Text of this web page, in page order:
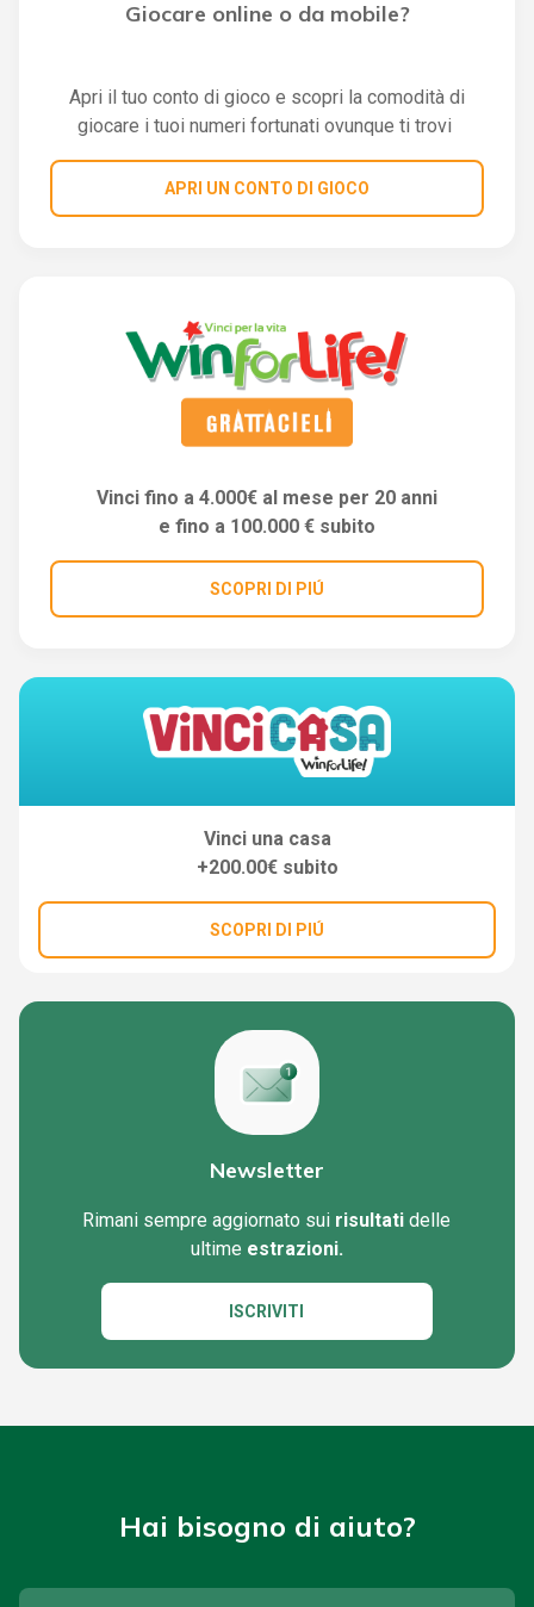
Giocare online o da mobile?
Apri il tuo conto di gioco e scopri la comodità di
giocare i tuoi numeri fortunati ovunque ti trovi
APRI UN CONTO DI GIOCO
Vinci fino a 4.000€ al mese per 20 anni
e fino a 100.000 € subito
SCOPRI DI PIÚ
Vinci una casa
+200.00€ subito
SCOPRI DI PIÚ
Newsletter
Rimani sempre aggiornato sui risultati delle
ultime estrazioni.
ISCRIVITI
Hai bisogno di aiuto?